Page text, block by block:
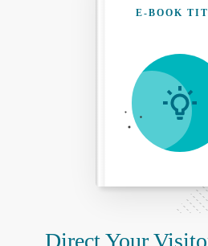
Direct Your
E-BOOK